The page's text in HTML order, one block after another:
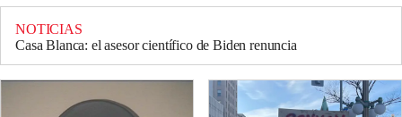
NOTICIAS
Casa Blanca: el asesor científico de Biden renuncia